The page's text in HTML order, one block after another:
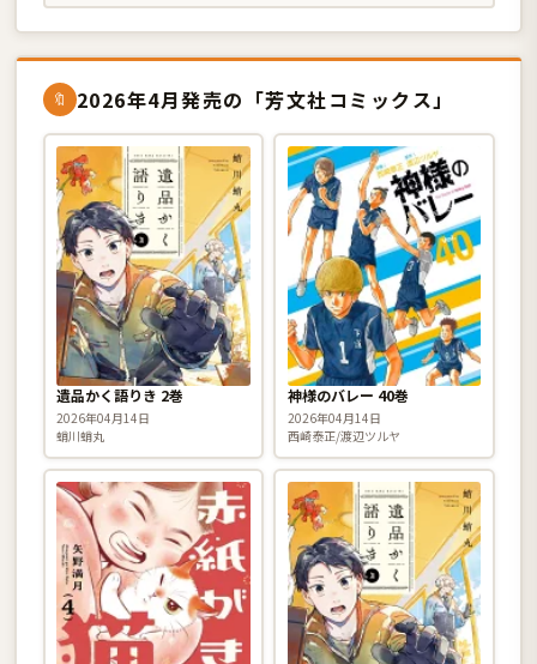
🔖 2026年4月発売の「芳文社コミックス」
遺品かく語りき 2巻
2026年04月14日
蛸川蛸丸
神様のバレー 40巻
2026年04月14日
西崎泰正/渡辺ツルヤ